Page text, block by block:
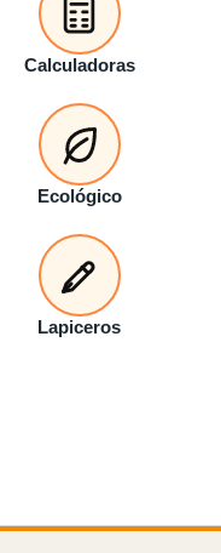
Calculadoras
Ecológico
Lapiceros